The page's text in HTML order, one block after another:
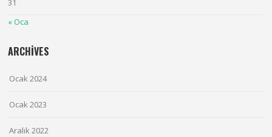
31
« Oca
ARCHIVES
Ocak 2024
Ocak 2023
Aralık 2022